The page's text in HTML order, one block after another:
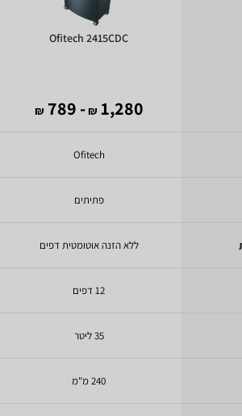
Ofitech 2415CDC
1,280
₪
- 789
₪
Ofitech
פתיתים
ללא הזנה אוטומטית דפים
12 דפים
35 ליטר
240 מ"מ